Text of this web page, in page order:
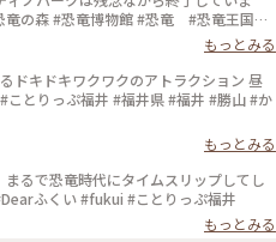
#わたしの街
もっとみる
ドキドキワクワクのアトラクション 昼
とりっぷ福井 #福井県 #福井 #勝山 #か
もっとみる
るで恐竜時代にタイムスリップしてし
#勝山市 #恐竜 #Dearふくい #fukui #ことりっぷ福井
もっとみる